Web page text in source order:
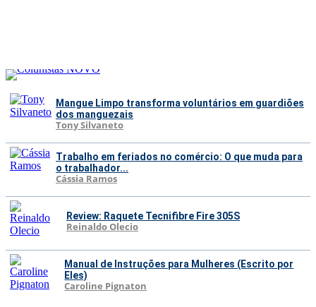
Mangue Limpo transforma voluntários em guardiões
dos manguezais
Tony Silvaneto
Trabalho em feriados no comércio: O que muda para
o trabalhador...
Cássia Ramos
Review: Raquete Tecnifibre Fire 305S
Reinaldo Olecio
Manual de Instruções para Mulheres (Escrito por
Eles)
Caroline Pignaton